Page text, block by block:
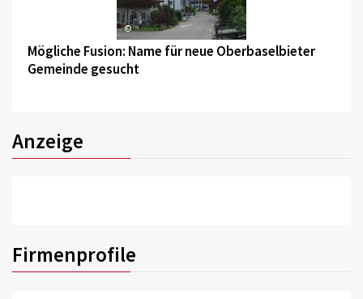
©
Mögliche Fusion: Name für neue Oberbaselbieter
Gemeinde gesucht
Anzeige
Firmenprofile